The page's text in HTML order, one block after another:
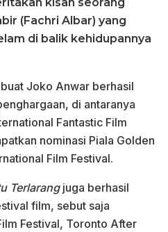
(Fachri Albar) yang
di balik kehidupannya
Joko Anwar berhasil
di antaranya
Fantastic Film
nominasi Piala Golden
Film Festival.
Terlarang juga berhasil
film, sebut saja
Festival, Toronto After